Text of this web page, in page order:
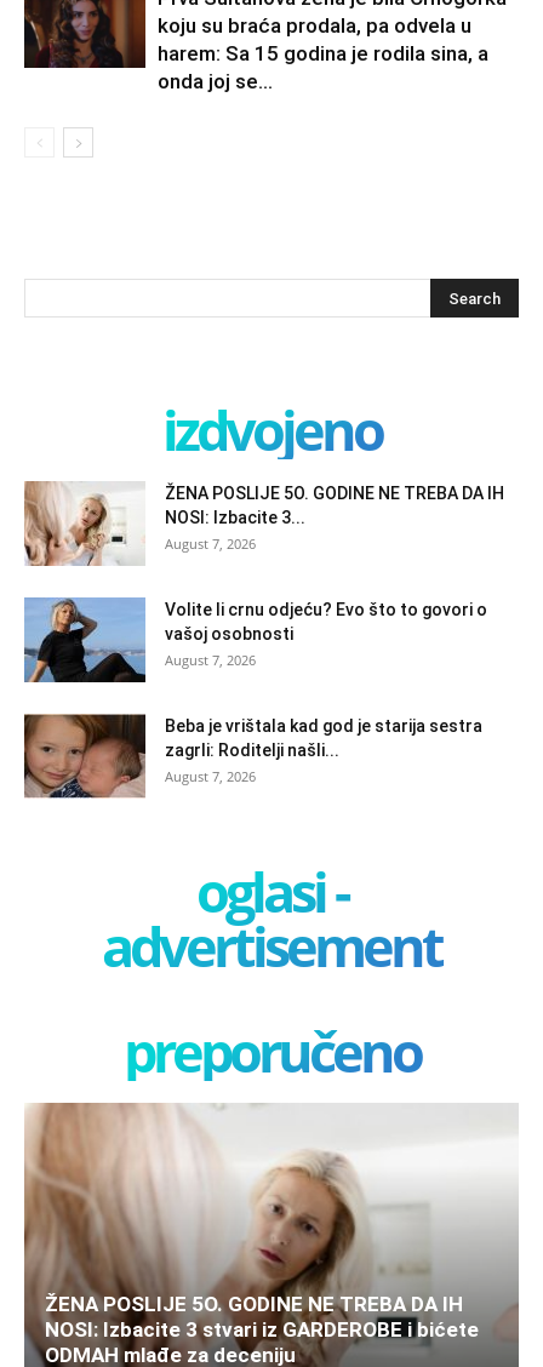
koju su braća prodala, pa odvela u
harem: Sa 15 godina je rodila sina, a
onda joj se...
izdvojeno
ŽENA POSLIJE 5O. GODINE NE TREBA DA IH
NOSI: Izbacite 3...
August 7, 2026
Volite li crnu odjeću? Evo što to govori o
vašoj osobnosti
August 7, 2026
Beba je vrištala kad god je starija sestra
zagrli: Roditelji našli...
August 7, 2026
oglasi -
advertisement
preporučeno
ŽENA POSLIJE 5O. GODINE NE TREBA DA IH
NOSI: Izbacite 3 stvari iz GARDEROBE i bićete
ODMAH mlađe za deceniju